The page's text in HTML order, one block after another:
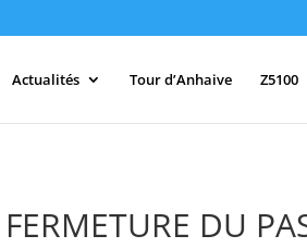
Actualités Tour d’Anhaive Z5100
DU